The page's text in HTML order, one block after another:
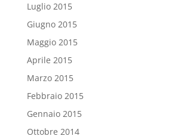
Luglio 2015
Giugno 2015
Maggio 2015
Aprile 2015
Marzo 2015
Febbraio 2015
Gennaio 2015
Ottobre 2014